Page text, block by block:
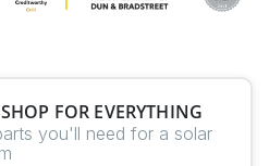
FOR EVERYTHING
you'll need for a solar